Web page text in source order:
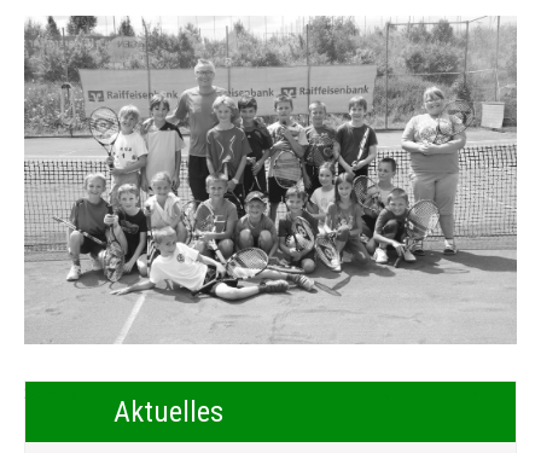
Beitragsnavigation
Sommerfest
Aktuelles